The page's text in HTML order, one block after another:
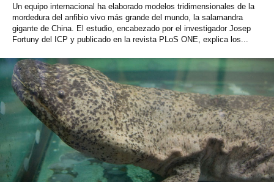
Un equipo internacional ha elaborado modelos tridimensionales de la
mordedura del anfibio vivo más grande del mundo, la salamandra
gigante de China. El estudio, encabezado por el investigador Josep
Fortuny del ICP y publicado en la revista PLoS ONE, explica los...